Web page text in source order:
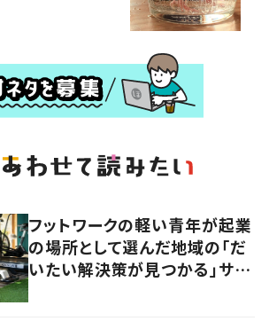
フットワークの軽い青年が起業
の場所として選んだ地域の「だ
いたい解決策が見つかる」サイ